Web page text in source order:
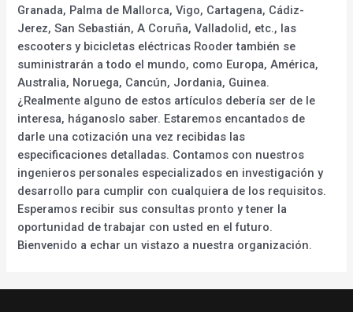
Granada, Palma de Mallorca, Vigo, Cartagena, Cádiz-
Jerez, San Sebastián, A Coruña, Valladolid, etc., las
escooters y bicicletas eléctricas Rooder también se
suministrarán a todo el mundo, como Europa, América,
Australia, Noruega, Cancún, Jordania, Guinea.
¿Realmente alguno de estos artículos debería ser de le
interesa, háganoslo saber. Estaremos encantados de
darle una cotización una vez recibidas las
especificaciones detalladas. Contamos con nuestros
ingenieros personales especializados en investigación y
desarrollo para cumplir con cualquiera de los requisitos.
Esperamos recibir sus consultas pronto y tener la
oportunidad de trabajar con usted en el futuro.
Bienvenido a echar un vistazo a nuestra organización.